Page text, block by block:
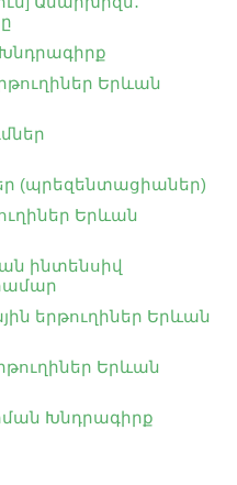
Երևան
(պրեզենտացիաներ)
Երևան
ինտենսիվ
երթուղիներ Երևան
Երևան
Խնդրագիրք